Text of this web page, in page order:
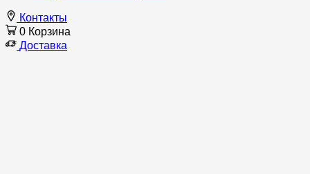
Контакты
0 Корзина
Доставка